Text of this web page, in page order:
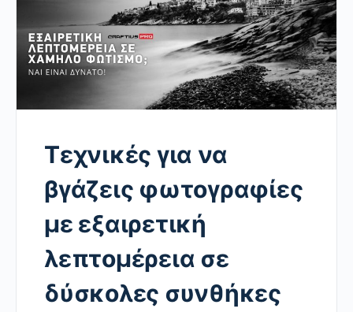
Τεχνικές για να
βγάζεις φωτογραφίες
με εξαιρετική
λεπτομέρεια σε
δύσκολες συνθήκες